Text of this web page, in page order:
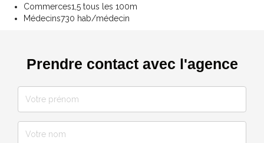
Commerces1,5 tous les 100m
Médecins730 hab/médecin
Prendre contact avec l'agence